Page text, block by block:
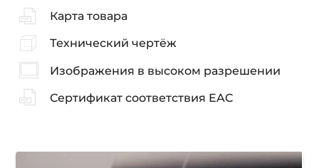
Карта товара
Технический чертёж
Изображения в высоком разрешении
Сертификат соответствия EAC